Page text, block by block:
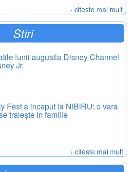
› citeste mai mult
Stiri
lunii augustla Disney Channel
Jr.
Fest a inceput la NIBIRU: o vara
traiește in familie
› citeste mai mult